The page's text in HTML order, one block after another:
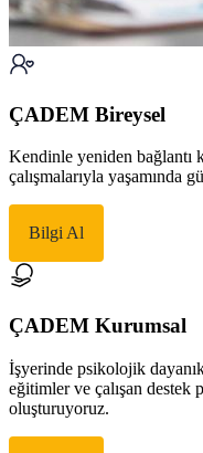
ÇADEM Bireysel
Kendinle yeniden bağlantı
çalışmalarıyla yaşamında
Bilgi Al
ÇADEM Kurumsal
İşyerinde psikolojik
eğitimler ve çalışan destek
oluşturuyoruz.